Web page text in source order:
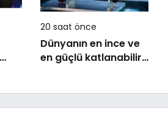
20 saat önce
Dünyanın en ince ve
en güçlü katlanabilir